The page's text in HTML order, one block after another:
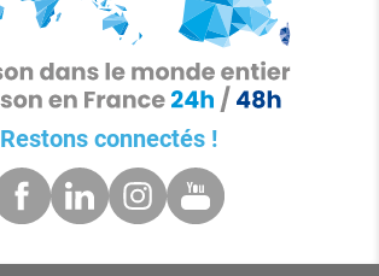
Restons connectés !